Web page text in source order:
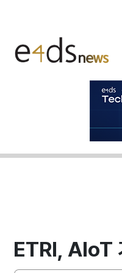
ETRI, AIoT